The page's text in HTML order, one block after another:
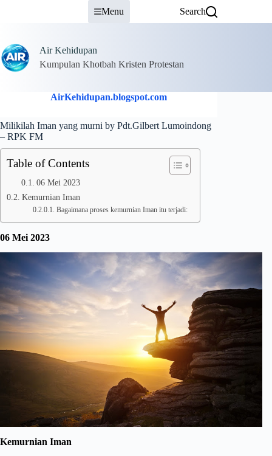
Menu Search
Air Kehidupan
Kumpulan Khotbah Kristen Protestan
AirKehidupan.blogspot.com
Milikilah Iman yang murni by Pdt.Gilbert Lumoindong
– RPK FM
Table of Contents
06 Mei 2023
Kemurnian Iman
Bagaimana proses kemurnian Iman itu terjadi:
06 Mei 2023
Kemurnian Iman